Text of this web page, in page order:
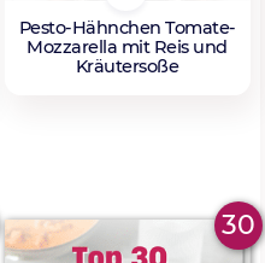
Pesto-Hähnchen Tomate-
Mozzarella mit Reis und
Kräutersoße
30